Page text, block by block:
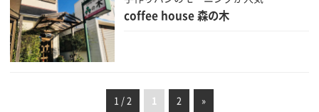
coffee house 森の木
1 / 2 1 2 »